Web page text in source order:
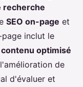
recherche
SEO on-page et
inclut le
contenu optimisé
de
d'évaluer et